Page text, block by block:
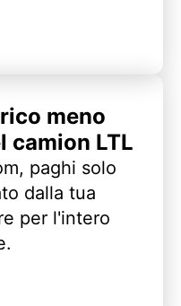
meno
camion LTL
paghi solo
dalla tua
per l'intero